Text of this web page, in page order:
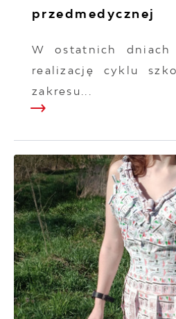
przedmedycznej
W ostatnich dniach
realizację cyklu
zakresu...